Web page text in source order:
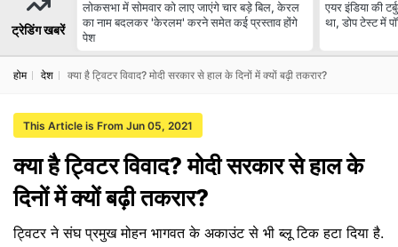
ट्रेडिंग खबरें
लोकसभा में सोमवार को लाए जाएंगे चार बड़े बिल, केरल
का नाम बदलकर 'केरलम' करने समेत कई प्रस्ताव होंगे
पेश
एयर इंडिया की
था, डोप टेस्ट में
होम देश क्या है ट्विटर विवाद? मोदी सरकार से हाल के दिनों में क्यों बढ़ी तकरार?
This Article is From Jun 05, 2021
क्या है ट्विटर विवाद? मोदी सरकार से हाल के
दिनों में क्यों बढ़ी तकरार?
ट्विटर ने संघ प्रमुख मोहन भागवत के अकाउंट से भी ब्लू टिक हटा दिया है.